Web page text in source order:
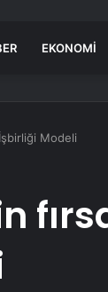
EKONOMI
Modeli